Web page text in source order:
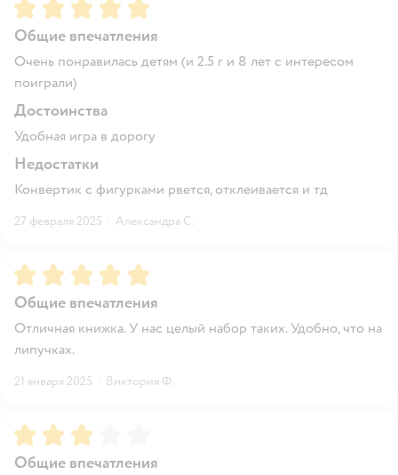
Рейтинг:5
Общие впечатления
Очень понравилась детям (и 2.5 г и 8 лет с интересом
поиграли)
Достоинства
Удобная игра в дорогу
Недостатки
Конвертик с фигурками рвется, отклеивается и тд
27 февраля 2025 · Александра С.
Рейтинг:5
Общие впечатления
Отличная книжка. У нас целый набор таких. Удобно, что на
липучках.
21 января 2025 · Виктория Ф.
Рейтинг:3
Общие впечатления